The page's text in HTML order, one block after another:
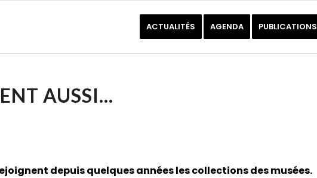
ACTUALITÉS AGENDA PUBLICATIONS
AUSSI…
depuis quelques années les collections des musées.